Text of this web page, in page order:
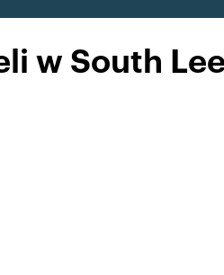
w South Lee